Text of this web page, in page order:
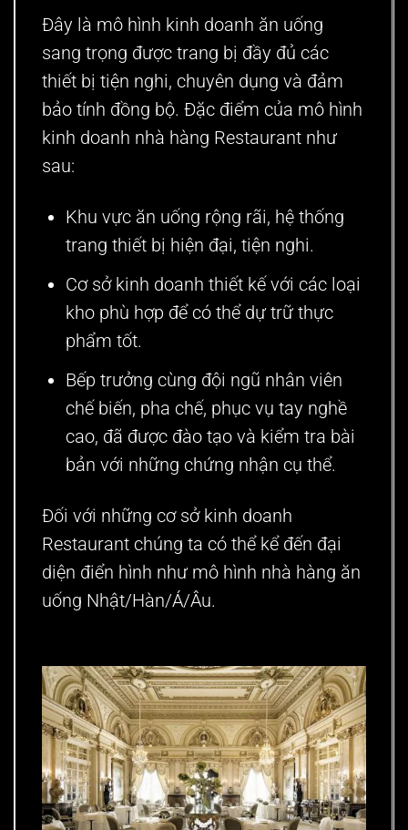
Đây là mô hình kinh doanh ăn uống
sang trọng được trang bị đầy đủ các
thiết bị tiện nghi, chuyên dụng và đảm
bảo tính đồng bộ. Đặc điểm của mô hình
kinh doanh nhà hàng Restaurant như
sau:
Khu vực ăn uống rộng rãi, hệ thống
trang thiết bị hiện đại, tiện nghi.
Cơ sở kinh doanh thiết kế với các loại
kho phù hợp để có thể dự trữ thực
phẩm tốt.
Bếp trưởng cùng đội ngũ nhân viên
chế biến, pha chế, phục vụ tay nghề
cao, đã được đào tạo và kiểm tra bài
bản với những chứng nhận cụ thể.
Đối với những cơ sở kinh doanh
Restaurant chúng ta có thể kể đến đại
diện điển hình như mô hình nhà hàng ăn
uống Nhật/Hàn/Á/Âu.